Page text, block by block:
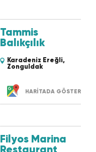
Tammis
Balıkçılık
Karadeniz Ereğli,
Zonguldak
HARİTADA GÖSTER
Filyos Marina